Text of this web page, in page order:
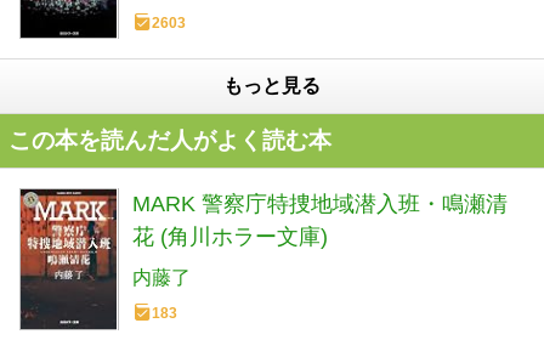
2603
もっと見る
この本を読んだ人がよく読む本
MARK 警察庁特捜地域潜入班・鳴瀬清
花 (角川ホラー文庫)
内藤了
183